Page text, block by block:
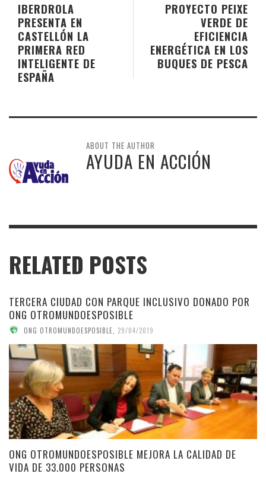
PROYECTO PEIXE
VERDE DE
EFICIENCIA
ENERGÉTICA EN LOS
BUQUES DE PESCA
IBERDROLA
PRESENTA EN
CASTELLÓN LA
PRIMERA RED
INTELIGENTE DE
ESPAÑA
ABOUT THE AUTHOR
AYUDA EN ACCIÓN
RELATED POSTS
TERCERA CIUDAD CON PARQUE INCLUSIVO DONADO POR
ONG OTROMUNDOESPOSIBLE
ONG OTROMUNDOESPOSIBLE 29/04/2019
ONG OTROMUNDOESPOSIBLE MEJORA LA CALIDAD DE
VIDA DE 33.000 PERSONAS